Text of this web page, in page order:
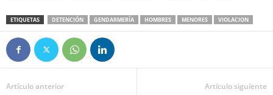
ETIQUETAS DETENCIÓN GENDARMERÍA HOMBRES MENORES VIOLACION
Artículo anterior Artículo siguiente